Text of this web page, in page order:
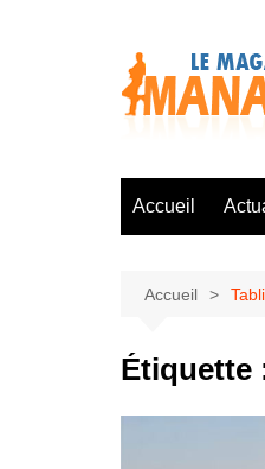
Accueil
Accueil
Étiquette